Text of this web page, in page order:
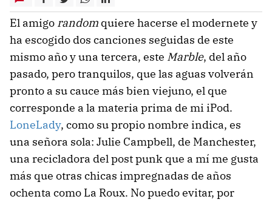
El amigo random quiere hacerse el modernete y
ha escogido dos canciones seguidas de este
mismo año y una tercera, este Marble, del año
pasado, pero tranquilos, que las aguas volverán
pronto a su cauce más bien viejuno, el que
corresponde a la materia prima de mi iPod.
LoneLady, como su propio nombre indica, es
una señora sola: Julie Campbell, de Manchester,
una recicladora del post punk que a mí me gusta
más que otras chicas impregnadas de años
ochenta como La Roux. No puedo evitar, por